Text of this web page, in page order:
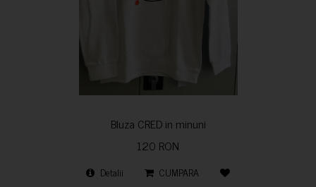
Bluza CRED in minuni
120 RON
Detalii CUMPARA